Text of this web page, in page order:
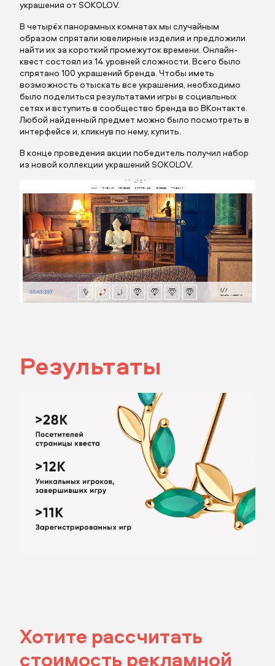
украшения от SOKOLOV.
В четырёх панорамных комнатах мы случайным
образом спрятали ювелирные изделия и предложили
найти их за короткий промежуток времени. Онлайн-
квест состоял из 14 уровней сложности. Всего было
спрятано 100 украшений бренда. Чтобы иметь
возможность отыскать все украшения, необходимо
было поделиться результатами игры в социальных
сетях и вступить в сообщество бренда во ВКонтакте.
Любой найденный предмет можно было посмотреть в
интерфейсе и, кликнув по нему, купить.
В конце проведения акции победитель получил набор
из новой коллекции украшений SOKOLOV.
Результаты
Хотите рассчитать
стоимость рекламной
Заполните поля
Описание
Прикрепить бриф
отправить заявку
Заполните поля